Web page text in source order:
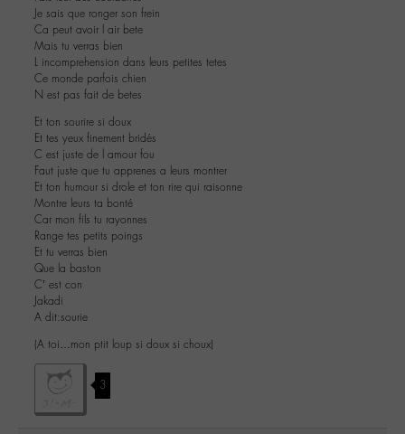
Je sais que ronger son frein
Ca peut avoir l air bete
Mais tu verras bien
L incomprehension dans leurs petites tetes
Ce monde parfois chien
N est pas fait de betes
Et ton sourire si doux
Et tes yeux finement bridés
C est juste de l amour fou
Faut juste que tu apprenes a leurs montrer
Et ton humour si drole et ton rire qui raisonne
Montre leurs ta bonté
Car mon fils tu rayonnes
Range tes petits poings
Et tu verras bien
Que la baston
C’ est con
Jakadi
A dit:sourie
(A toi…mon ptit loup si doux si choux)
3